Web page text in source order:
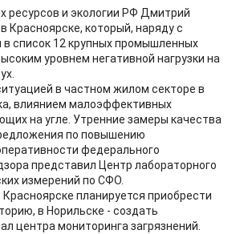
ресурсов и экологии РФ Дмитрий
Красноярске, который, наряду с
в список 12 крупных промышленных
уровнем негативной нагрузки на
в частном жилом секторе в
влиянием малоэффективных
на угле. Утренние замеры качества
по повышению
федерального
представил Центр лабораторного
измерений по СФО.
планируется приобрести
в Норильске - создать
центра мониторинга загрязнений.